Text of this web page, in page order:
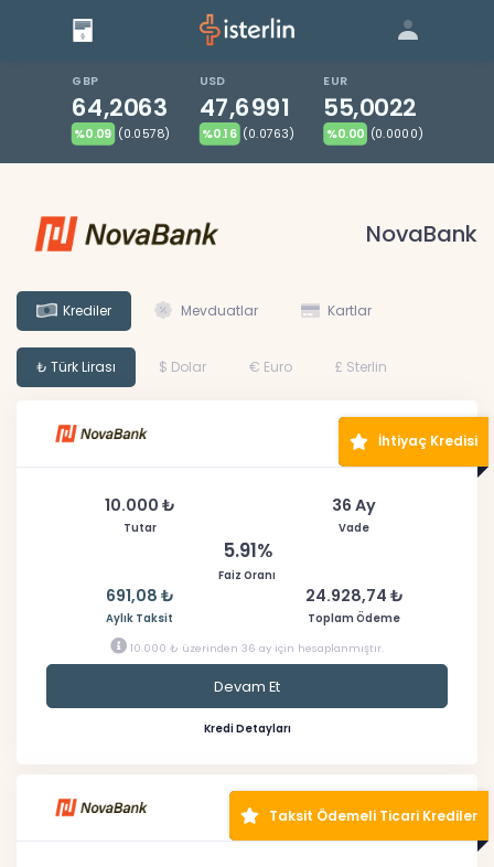
| Blog | Giriş
GBP
64,2063
%0.09 (0.0578)
USD
47,6991
%0.16 (0.0763)
EUR
55,0022
%0.00 (0.0000)
NovaBank
Krediler Mevduatlar Kartlar
₺ Türk Lirası $ Dolar € Euro £ Sterlin
İhtiyaç Kredisi
10.000 ₺
Tutar
36 Ay
Vade
5.91%
Faiz Oranı
691,08 ₺
Aylık Taksit
24.928,74 ₺
Toplam Ödeme
10.000 ₺ üzerinden 36 ay için hesaplanmıştır.
Devam Et
Kredi Detayları
Taksit Ödemeli Ticari Krediler